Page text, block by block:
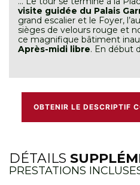
visite guidée du Palais
grand escalier et le Foyer,
sièges de velours rouge et
ce magnifique bâtiment
Après-midi libre. En début
OBTENIR LE DESCRIPTIF
DÉTAILS
PRESTATIONS